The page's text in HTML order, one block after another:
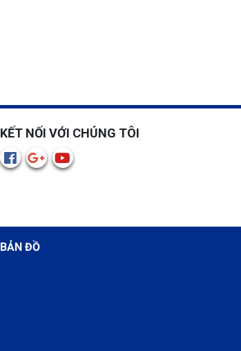
KẾT NỐI VỚI CHÚNG TÔI
BẢN ĐỒ